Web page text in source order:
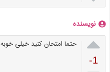
نویسنده

-1
حتما امتحان کنید خیلی خوبه